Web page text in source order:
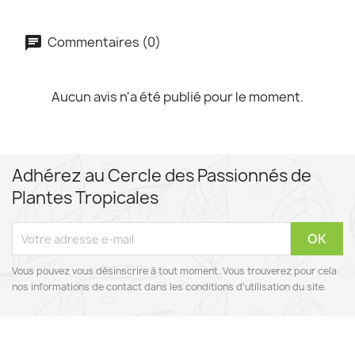
Commentaires (0)
Aucun avis n'a été publié pour le moment.
Adhérez au Cercle des Passionnés de
Plantes Tropicales
Vous pouvez vous désinscrire à tout moment. Vous trouverez pour cela
nos informations de contact dans les conditions d'utilisation du site.